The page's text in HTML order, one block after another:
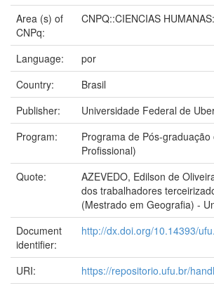
Area (s) of
CNPq:
CNPQ::CIENCIAS
Language:
por
Country:
Brasil
Publisher:
Universidade Federal de
Program:
Programa de Pós-
Profissional)
Quote:
AZEVEDO, Edilson de
dos trabalhadores
(Mestrado em Geografia) -
Document
identifier:
http://dx.doi.org/10.14393/
URI: https://repositorio.ufu.br/